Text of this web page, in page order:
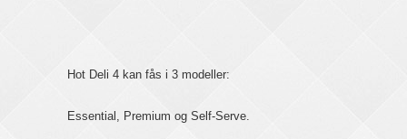
Hot Deli 4 kan fås i 3 modeller:
Essential, Premium og Self-Serve.